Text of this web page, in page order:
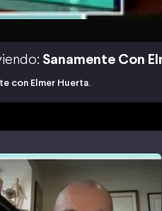
Sanamente Con
con Elmer Huerta.